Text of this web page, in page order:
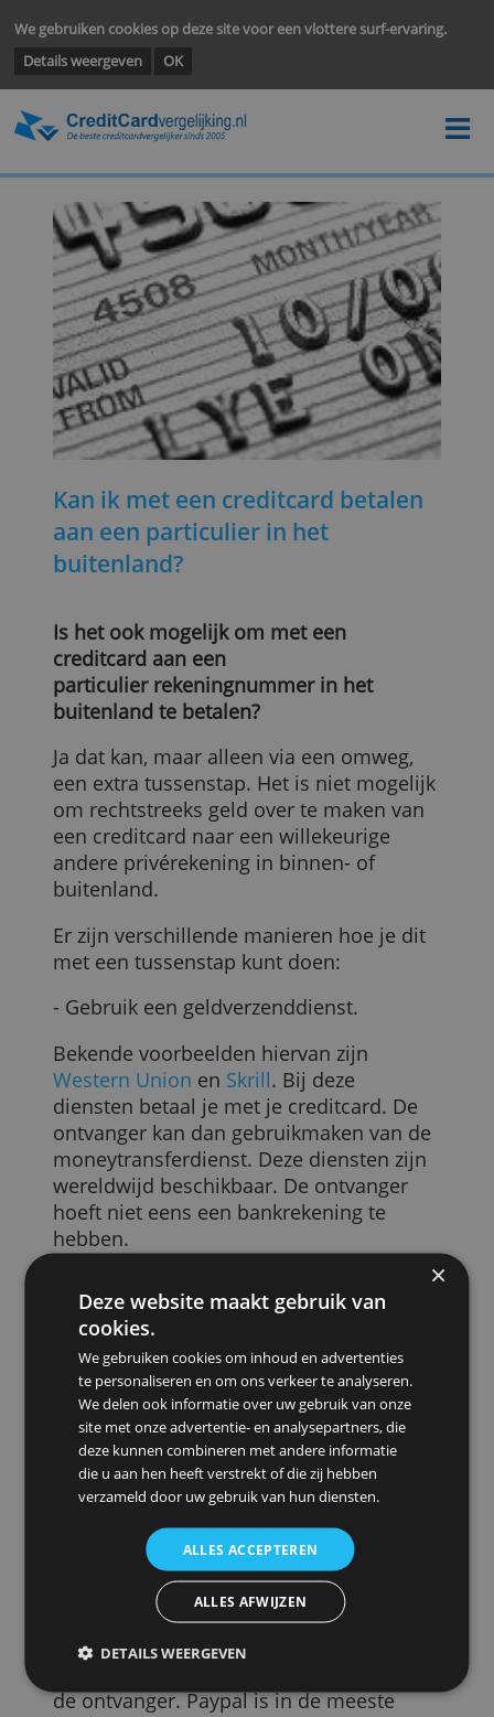
We gebruiken cookies op deze site voor een vlottere surf-
Details weergeven
Kan ik met een creditcard betalen
buitenland?
Is het ook mogelijk om met een
creditcard aan een
particulier rekeningnummer in het
buitenland te betalen?
Ja dat kan, maar alleen via een omweg,
een extra tussenstap. Het is niet mogelijk
om rechtstreeks geld over te maken van
een creditcard naar een willekeurige
andere privérekening in binnen- of
buitenland.
Er zijn verschillende manieren hoe je dit
met een tussenstap kunt doen:
- Gebruik een geldverzenddienst.
Bekende voorbeelden hiervan zijn
Western UnionenSkrill. Bij deze
diensten betaal je met je creditcard. De
ontvanger kan dan gebruikmaken van de
moneytransferdienst. Deze diensten zijn
wereldwijd beschikbaar. De ontvanger
hoeft niet eens een bankrekening te
hebben.
Western Union brengt voor het
overschrijven naar een andere
bankrekening 1,90 euro in rekening.
de ontvanger het geld contant kunnen
ophalen, dan zijn de kosten 20 euro.
is gratis voor internationale
overschrijvingen, maar kost 2% van de
transactie bij een overschrijving in eigen
land. Vergelijk de kosten dus goed.
Deze website maakt gebruik van
cookies.
We gebruiken cookies om inhoud en advertenties
te personaliseren en om ons verkeer te analyseren.
We delen ook informatie over uw gebruik van onze
site met onze advertentie- en analysepartners, die
deze kunnen combineren met andere informatie
verzameld door uw gebruik van hun diensten.